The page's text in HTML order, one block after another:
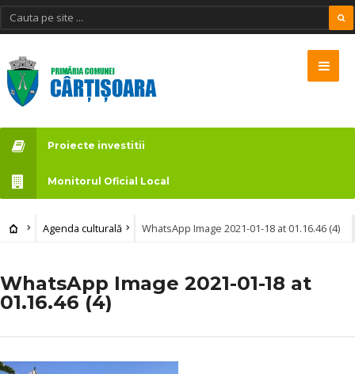
Proiecte investitii
Monitorul Oficial Local
Agenda culturală WhatsApp Image 2021-01-18 at 01.16.46 (4)
WhatsApp Image 2021-01-18 at
01.16.46 (4)